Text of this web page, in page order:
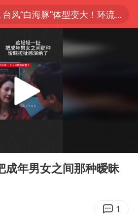
台风“白海豚”体型变大！环流面积接近13个浙江那么大
汪峰阻止14岁女儿买大牌
DeepSeek投资宇树科技意味什么
成年男女之间那种暧昧
1